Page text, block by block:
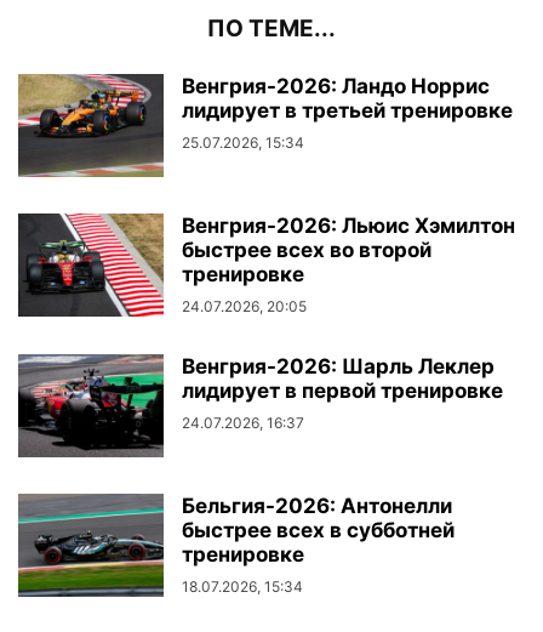
ПО ТЕМЕ...
Венгрия-2026: Ландо Норрис
лидирует в третьей тренировке
25.07.2026, 15:34
Венгрия-2026: Льюис Хэмилтон
быстрее всех во второй
тренировке
24.07.2026, 20:05
Венгрия-2026: Шарль Леклер
лидирует в первой тренировке
24.07.2026, 16:37
Бельгия-2026: Антонелли
быстрее всех в субботней
тренировке
18.07.2026, 15:34